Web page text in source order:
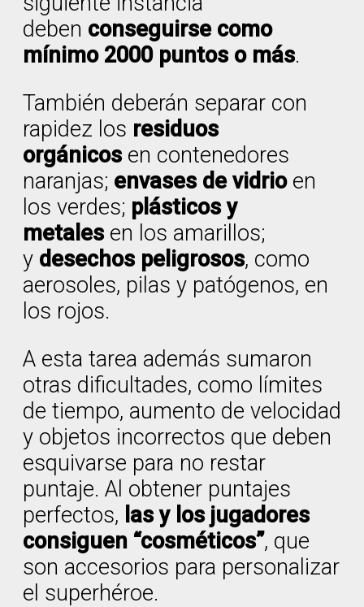
deben conseguirse como
mínimo 2000 puntos o más.
También deberán separar con
rapidez los residuos
orgánicos en contenedores
naranjas; envases de vidrioen
los verdes; plásticos y
metales en los amarillos;
y desechos peligrosos, como
aerosoles, pilas y patógenos, en
los rojos.
A esta tarea además sumaron
otras dificultades, como límites
de tiempo, aumento de velocidad
y objetos incorrectos que deben
esquivarse para no restar
puntaje. Al obtener puntajes
perfectos, las y los jugadores
consiguen “cosméticos”, que
son accesorios para personalizar
el superhéroe.